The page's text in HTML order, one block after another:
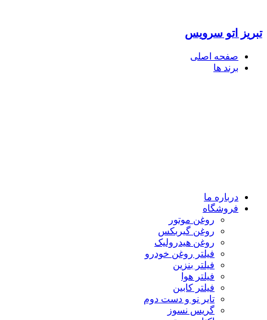
تبریز اتو سرویس
صفحه اصلی
برند ها
درباره ما
فروشگاه
روغن موتور
روغن گیربکس
روغن هیدرولیک
فیلتر روغن خودرو
فیلتر بنزین
فیلتر هوا
فیلتر کابین
تایر نو و دست دوم
گریس نسوز